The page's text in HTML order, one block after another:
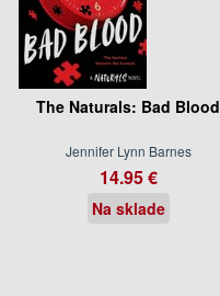
The Naturals: Bad Blood
Jennifer Lynn Barnes
14.95 €
Na sklade